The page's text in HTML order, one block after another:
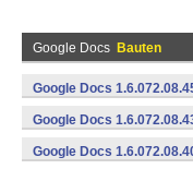
Google Docs Bauten
Google Docs
Google Docs
Google Docs